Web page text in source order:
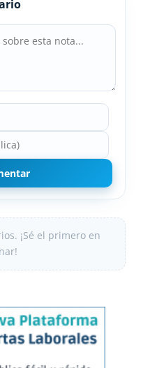
¡Sé el primero en